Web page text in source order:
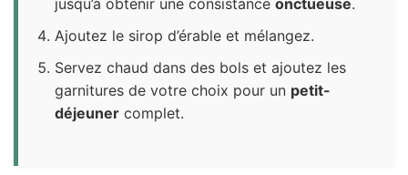
jusqu’à obtenir une consistance onctueuse.
Ajoutez le sirop d’érable et mélangez.
Servez chaud dans des bols et ajoutez les
garnitures de votre choix pour un petit-
déjeuner complet.